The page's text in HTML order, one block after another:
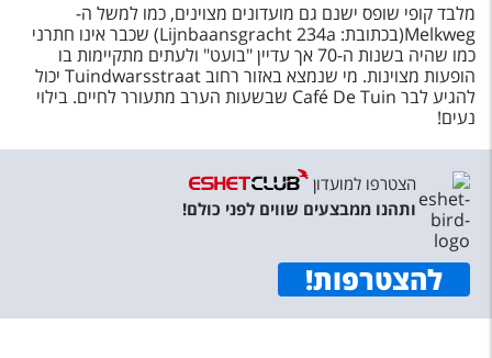
מלבד קופי שופס ישנם גם מועדונים מצוינים, כמו למשל ה-
Melkweg(בכתובת: Lijnbaansgracht 234a) שכבר אינו חתרני
כמו שהיה בשנות ה-70 אך עדיין "בועט" ולעתים מתקיימות בו
הופעות מצוינות. מי שנמצא באזור רחוב Tuindwarsstraat יכול
להגיע לבר Café De Tuin שבשעות הערב מתעורר לחיים. בילוי
נעים!
הצטרפו למועדון
ותהנו ממבצעים שווים לפני כולם!
להצטרפות!